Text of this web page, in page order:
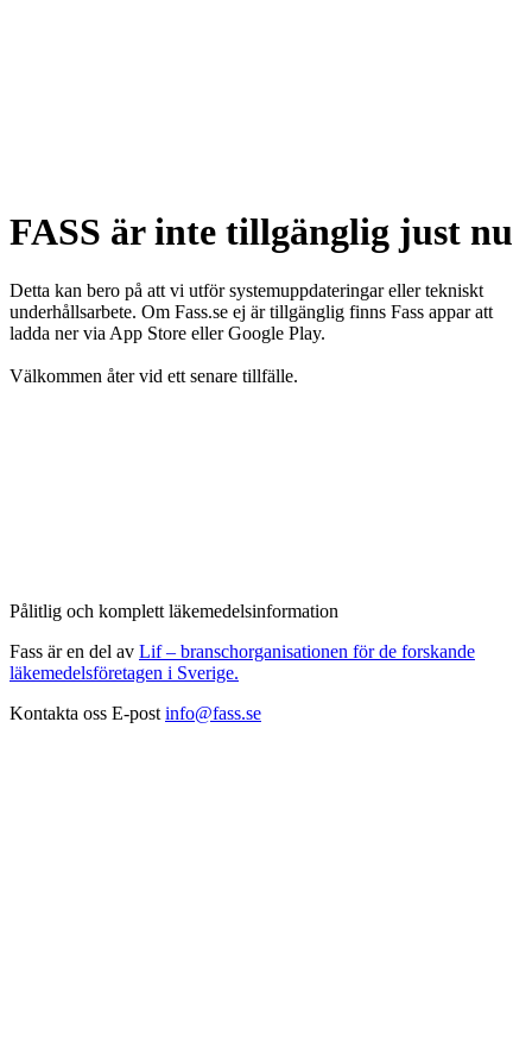
FASS är inte tillgänglig just nu
Detta kan bero på att vi utför systemuppdateringar eller tekniskt
underhållsarbete. Om Fass.se ej är tillgänglig finns Fass appar att
ladda ner via App Store eller Google Play.
Välkommen åter vid ett senare tillfälle.
Pålitlig och komplett läkemedelsinformation
Fass är en del av Lif – branschorganisationen för de forskande
läkemedelsföretagen i Sverige.
Kontakta oss E-post info@fass.se